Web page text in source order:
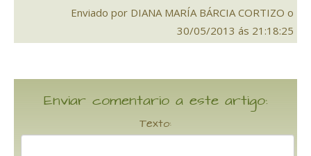
Enviado por DIANA MARÍA BÁRCIA CORTIZO o
30/05/2013 ás 21:18:25
Enviar comentario a este artigo:
Texto: